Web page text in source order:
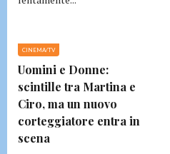
CINEMA/TV
Uomini e Donne:
scintille tra Martina e
Ciro, ma un nuovo
corteggiatore entra in
scena